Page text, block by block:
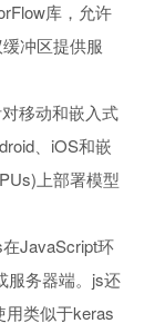
库，允许
冲区提供服
移动和嵌入式
、iOS和嵌
上部署模型
JavaScript环
服务器端。js还
类似于keras